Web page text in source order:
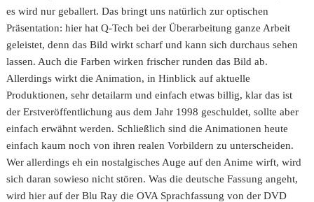
es wird nur geballert. Das bringt uns natürlich zur optischen
Präsentation: hier hat Q-Tech bei der Überarbeitung ganze Arbeit
geleistet, denn das Bild wirkt scharf und kann sich durchaus sehen
lassen. Auch die Farben wirken frischer runden das Bild ab.
Allerdings wirkt die Animation, in Hinblick auf aktuelle
Produktionen, sehr detailarm und einfach etwas billig, klar das ist
der Erstveröffentlichung aus dem Jahr 1998 geschuldet, sollte aber
einfach erwähnt werden. Schließlich sind die Animationen heute
einfach kaum noch von ihren realen Vorbildern zu unterscheiden.
Wer allerdings eh ein nostalgisches Auge auf den Anime wirft, wird
sich daran sowieso nicht stören. Was die deutsche Fassung angeht,
wird hier auf der Blu Ray die OVA Sprachfassung von der DVD